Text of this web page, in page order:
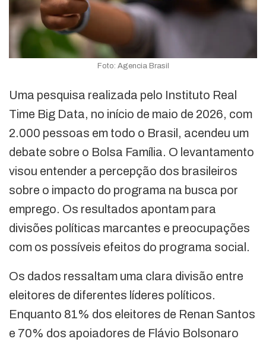
Foto: Agencia Brasil
Uma pesquisa realizada pelo Instituto Real
Time Big Data, no início de maio de 2026, com
2.000 pessoas em todo o Brasil, acendeu um
debate sobre o Bolsa Família. O levantamento
visou entender a percepção dos brasileiros
sobre o impacto do programa na busca por
emprego. Os resultados apontam para
divisões políticas marcantes e preocupações
com os possíveis efeitos do programa social.
Os dados ressaltam uma clara divisão entre
eleitores de diferentes líderes políticos.
Enquanto 81% dos eleitores de Renan Santos
e 70% dos apoiadores de Flávio Bolsonaro